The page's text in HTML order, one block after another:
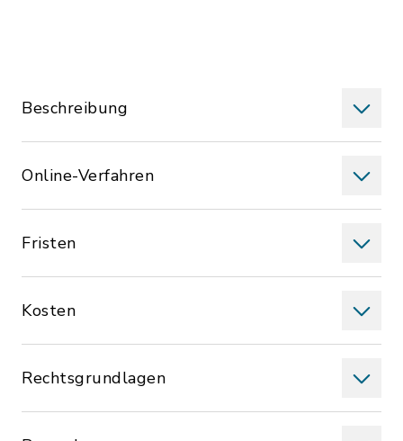
Beschreibung
Online-Verfahren
Fristen
Kosten
Rechtsgrundlagen